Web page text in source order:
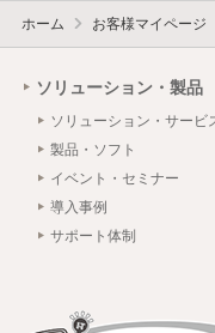
ホーム お客様マイページ
ソリューション・製品
ソリューション・サービ
製品・ソフト
イベント・セミナー
導入事例
サポート体制